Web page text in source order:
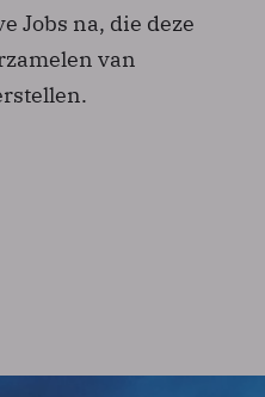
Jobs na, die deze
van